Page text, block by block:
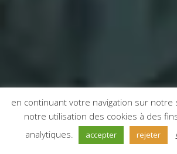
;
en continuant votre navigation sur notre
notre utilisation des cookies à des
analytiques.
accepter rejeter